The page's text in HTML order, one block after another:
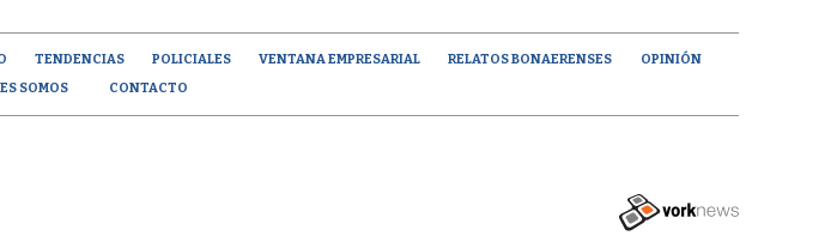
TENDENCIAS POLICIALES VENTANA EMPRESARIAL RELATOS BONAERENSES
OPINIÓN
SOMOS CONTACTO